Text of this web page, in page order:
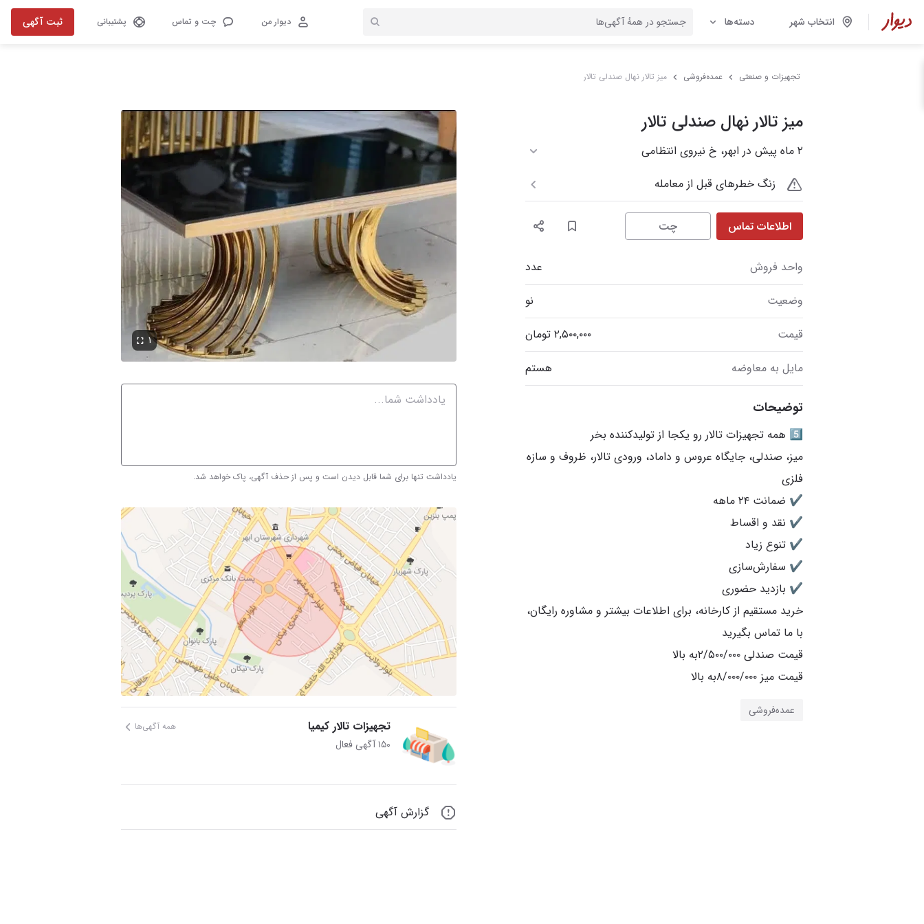
انتخاب شهر دسته‌ها دیوار من چت و تماس پشتیبانی ثبت آگهی
تجهیزات و صنعتی عمده‌فروشی میز تالار نهال صندلی تالار
میز تالار نهال صندلی تالار
۲ ماه پیش در ابهر، خ نیروی انتظامی
زنگ خطرهای قبل از معامله
اطلاعات تماس چت
واحد فروش
عدد
وضعیت
نو
قیمت
مایل به معاوضه
هستم
توضیحات
میز، صندلی، جایگاه عروس و داماد، ورودی تالار، ظروف و سازه
خرید مستقیم از کارخانه، برای اطلاعات بیشتر و مشاوره رایگان،
قیمت میز ۸/۰۰۰/۰۰۰به بالا
عمده‌فروشی
تصویر 1 از 1
۱
یادداشت تنها برای شما قابل دیدن است و پس از حذف آگهی، پاک خواهد شد.
تجهیزات تالار کیمیا همه آگهی‌ها
۱۵۰ آگهی فعال
گزارش آگهی